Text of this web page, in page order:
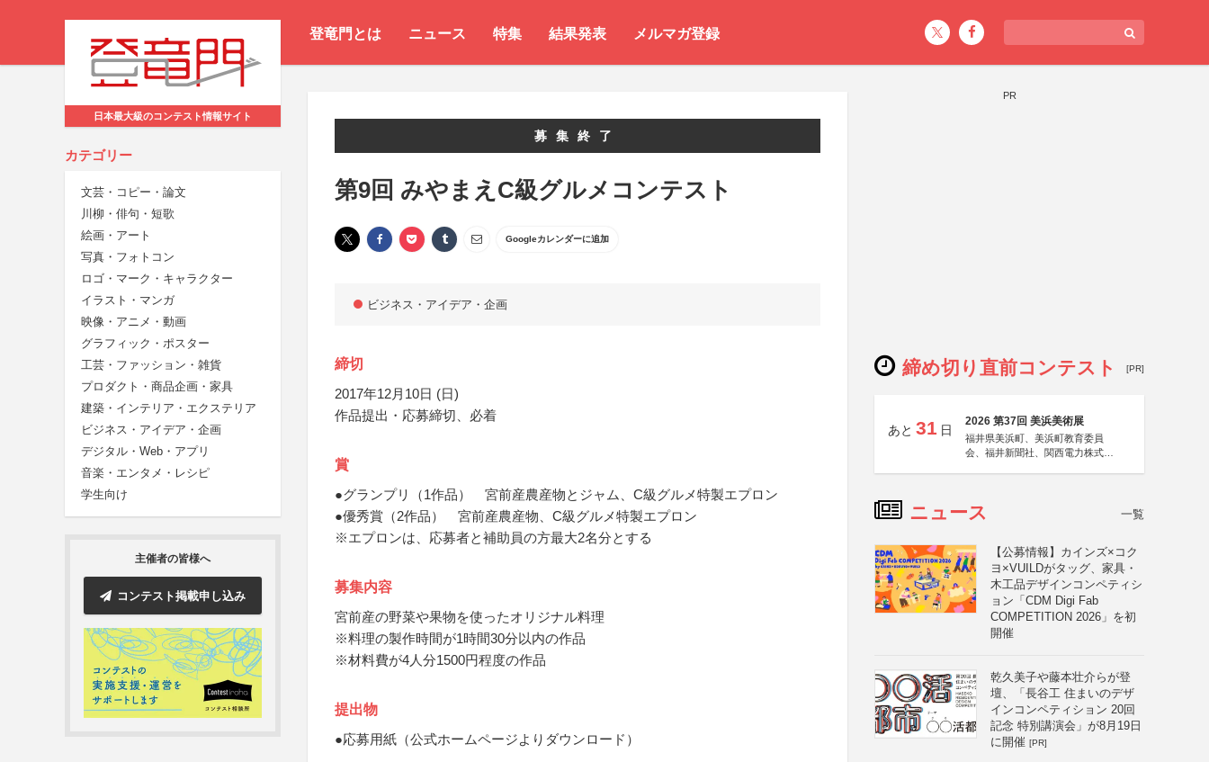
登竜門とは ニュース 特集 結果発表 メルマガ登録
日本最大級のコンテスト情報サイト
カテゴリー
文芸・コピー・論文
川柳・俳句・短歌
絵画・アート
写真・フォトコン
ロゴ・マーク・キャラクター
イラスト・マンガ
映像・アニメ・動画
グラフィック・ポスター
工芸・ファッション・雑貨
プロダクト・商品企画・家具
建築・インテリア・エクステリア
ビジネス・アイデア・企画
デジタル・Web・アプリ
音楽・エンタメ・レシピ
学生向け
主催者の皆様へ
コンテスト掲載申し込み
募集終了
第9回 みやまえC級グルメコンテスト
Googleカレンダーに追加
ビジネス・アイデア・企画
締切
2017年12月10日 (日)
作品提出・応募締切、必着
賞
●グランプリ（1作品） 宮前産農産物とジャム、C級グルメ特製エプロン
●優秀賞（2作品） 宮前産農産物、C級グルメ特製エプロン
※エプロンは、応募者と補助員の方最大2名分とする
募集内容
宮前産の野菜や果物を使ったオリジナル料理
※料理の製作時間が1時間30分以内の作品
※材料費が4人分1500円程度の作品
提出物
●応募用紙（公式ホームページよりダウンロード）
PR
締め切り直前コンテスト [PR]
あと 31 日
2026 第37回 美浜美術展
福井県美浜町、美浜町教育委員
会、福井新聞社、関西電力株式会
ニュース 一覧
【公募情報】カインズ×コク
ヨ×VUILDがタッグ、家具・
木工品デザインコンペティシ
ョン「CDM Digi Fab
COMPETITION 2026」を初
開催
乾久美子や藤本壮介らが登
壇、「長谷工 住まいのデザ
インコンペティション 20回
記念 特別講演会」が8月19日
に開催 [PR]